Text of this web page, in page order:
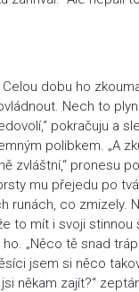
dobu ho
Nech to
pokračuju a
polibkem. „A
zvláštní,“ pronesu
mu přejedu po
runách, co zmizely.
to mít i svoji
„Něco tě snad
jsem si něco
někam zajít?“